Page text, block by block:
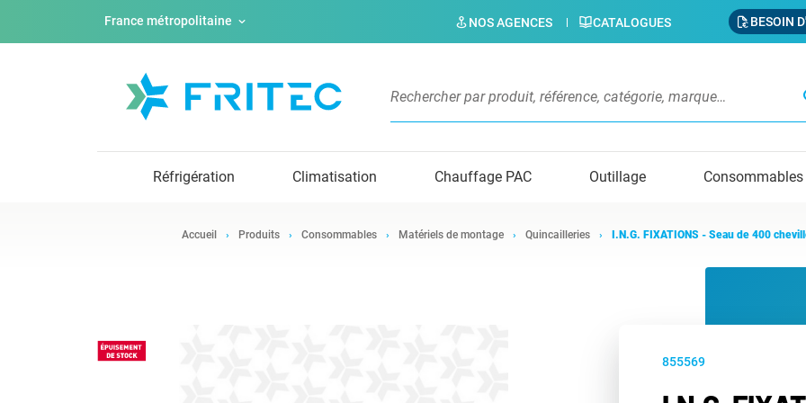
France métropolitaine NOS AGENCES CATALOGUES BESOIN
Réfrigération Climatisation Chauffage PAC Outillage Consommables
Accueil Produits Consommables Matériels de montage Quincailleries I.N.G. FIXATIONS - Seau de 400
855569